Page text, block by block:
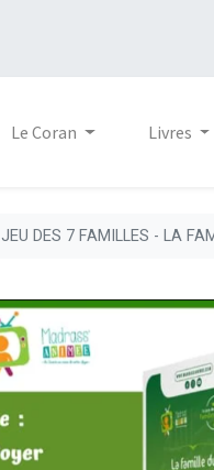
Le Coran Livres
JEU DES 7 FAMILLES - LA